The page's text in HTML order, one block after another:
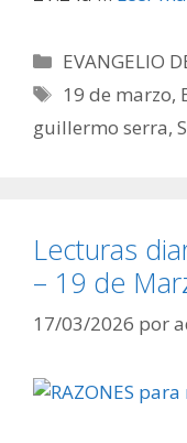
Categorías
EVANGELIO
Etiquetas
19 de marzo,
guillermo serra,
Lecturas
– 19 de
17/03/2026 por